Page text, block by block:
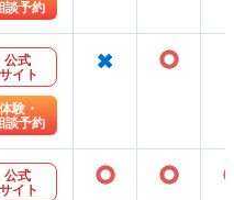
談予約
公式
サイト
体験・
談予約
× ○
公式
サイト
○ ○